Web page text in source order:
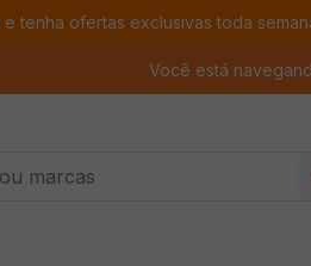
e tenha ofertas exclusivas toda
Você está